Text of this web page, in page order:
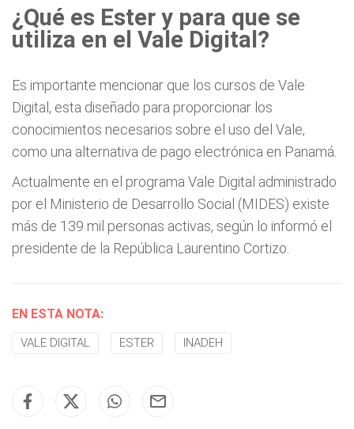
¿Qué es Ester y para que se
utiliza en el Vale Digital?
Es importante mencionar que los cursos de Vale
Digital, esta diseñado para proporcionar los
conocimientos necesarios sobre el uso del Vale,
como una alternativa de pago electrónica en Panamá.
Actualmente en el programa Vale Digital administrado
por el Ministerio de Desarrollo Social (MIDES) existe
más de 139 mil personas activas, según lo informó el
presidente de la República Laurentino Cortizo.
EN ESTA NOTA:
VALE DIGITAL ESTER INADEH